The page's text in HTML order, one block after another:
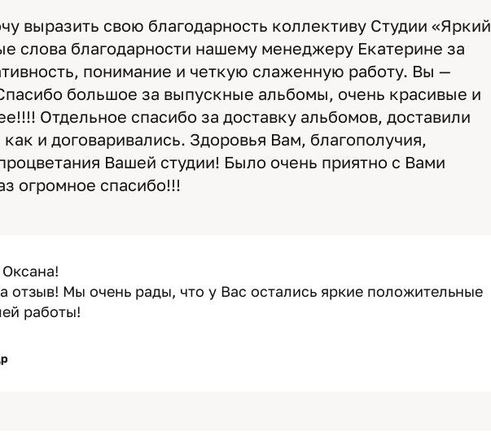
выразить свою благодарность коллективу Студии «Яркий
слова благодарности нашему менеджеру Екатерине за
понимание и четкую слаженную работу. Вы —
большое за выпускные альбомы, очень красивые и
Отдельное спасибо за доставку альбомов, доставили
и договаривались. Здоровья Вам, благополучия,
Вашей студии! Было очень приятно с Вами
огромное спасибо!!!
отзыв! Мы очень рады, что у Вас остались яркие положительные
работы!